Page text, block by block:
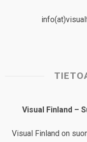
Visual Finland –
Visual Finland on